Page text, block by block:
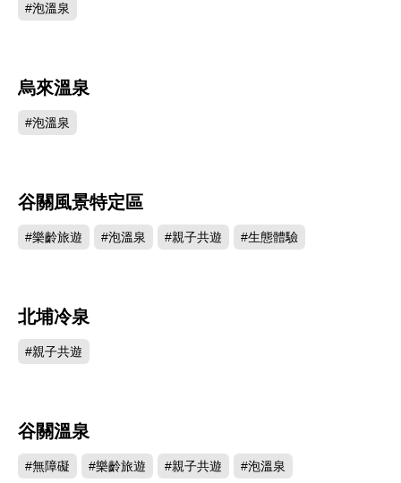
#泡溫泉
烏來溫泉
#泡溫泉
谷關風景特定區
#樂齡旅遊 #泡溫泉 #親子共遊 #生態體驗
北埔冷泉
#親子共遊
谷關溫泉
#無障礙 #樂齡旅遊 #親子共遊 #泡溫泉